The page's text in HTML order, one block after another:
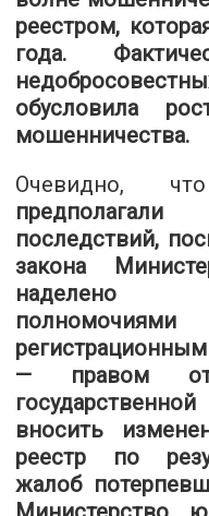
реестром,
года.
обусловила
мошенничества.
Очевидно,
последствий,
закона
наделено
— правом
вносить
реестр по
жалоб